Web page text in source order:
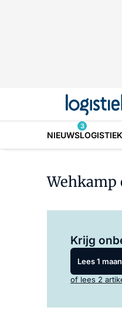
NIEUWS
3
Wehkamp
Krijg
Lees 1
of lees 2